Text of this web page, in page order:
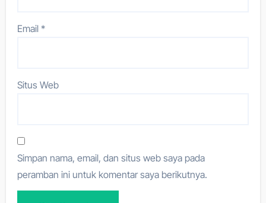
Email*
Situs Web
Simpan nama, email, dan situs web saya pada
peramban ini untuk komentar saya berikutnya.